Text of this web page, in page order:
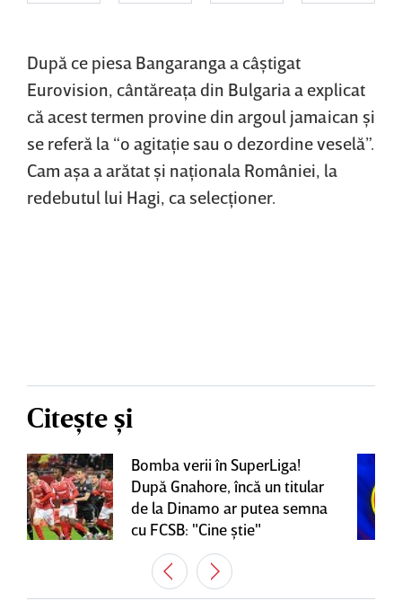
După ce piesa Bangaranga a câştigat
Eurovision, cântăreaţa din Bulgaria a explicat
că acest termen provine din argoul jamaican şi
se referă la “o agitaţie sau o dezordine veselă”.
Cam aşa a arătat şi naţionala României, la
redebutul lui Hagi, ca selecţioner.
Citește și
Bomba verii în SuperLiga!
După Gnahore, încă un titular
de la Dinamo ar putea semna
cu FCSB: "Cine ştie"